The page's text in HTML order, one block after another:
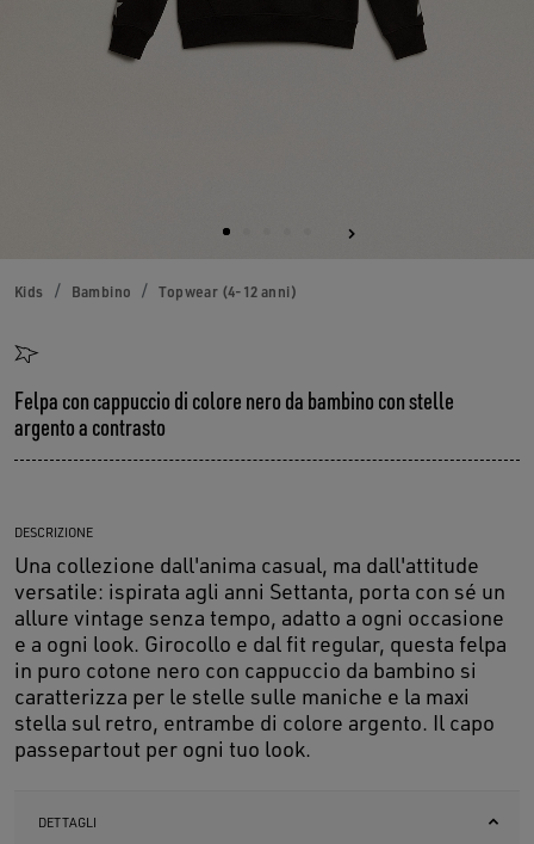
Kids Bambino Topwear (4-12 anni)
Felpa con cappuccio di colore nero da bambino con stelle
argento a contrasto
DESCRIZIONE
Una collezione dall'anima casual, ma dall'attitude
versatile: ispirata agli anni Settanta, porta con sé un
allure vintage senza tempo, adatto a ogni occasione
e a ogni look. Girocollo e dal fit regular, questa felpa
in puro cotone nero con cappuccio da bambino si
caratterizza per le stelle sulle maniche e la maxi
stella sul retro, entrambe di colore argento. Il capo
passepartout per ogni tuo look.
DETTAGLI